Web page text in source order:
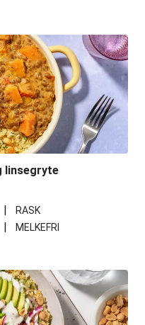
linsegryte
| RASK
|
MELKEFRI